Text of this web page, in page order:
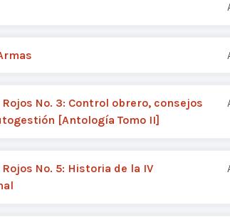
No. 3: Control obrero, consejos
[Antología Tomo II]
No. 5: Historia de la IV